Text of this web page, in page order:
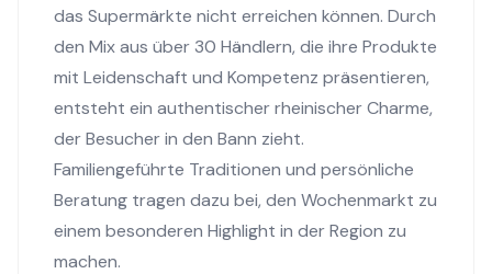
das Supermärkte nicht erreichen können. Durch
den Mix aus über 30 Händlern, die ihre Produkte
mit Leidenschaft und Kompetenz präsentieren,
entsteht ein authentischer rheinischer Charme,
der Besucher in den Bann zieht.
Familiengeführte Traditionen und persönliche
Beratung tragen dazu bei, den Wochenmarkt zu
einem besonderen Highlight in der Region zu
machen.